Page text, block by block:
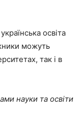
освіта
можуть
так і в
науки та освіти